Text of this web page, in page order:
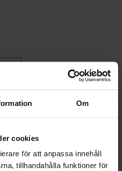
Om
cookies
för att anpassa innehåll
tillhandahålla funktioner för